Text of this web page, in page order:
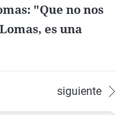
"Que no nos
es una
siguiente